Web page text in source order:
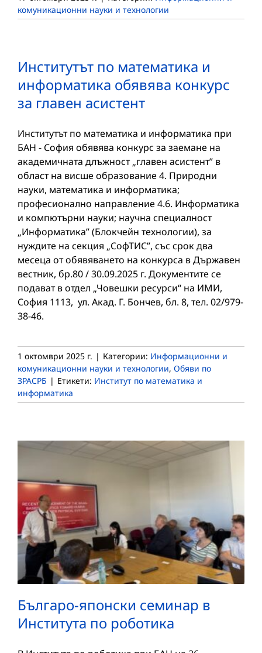
комуникационни науки и технологии
Институтът по математика и
информатика обявява конкурс
за главен асистент
Институтът по математика и информатика при
БАН - София обявява конкурс за заемане на
академичната длъжност „главен асистент” в
област на висше образование 4. Природни
науки, математика и информатика;
професионално направление 4.6. Информатика
и компютърни науки; научна специалност
„Информатика” (Блокчейн технологии), за
нуждите на секция „СофТИС”, със срок два
месеца от обявяването на конкурса в Държавен
вестник, бр.80 / 30.09.2025 г. Документите се
подават в отдел „Човешки ресурси“ на ИМИ,
София 1113, ул. Акад. Г. Бончев, бл. 8, тел. 02/979-
38-46.
1 октомври 2025 г. | Категории: Информационни и
комуникационни науки и технологии, Обяви по
ЗРАСРБ | Етикети: Институт по математика и
информатика
Българо-японски семинар в
Института по роботика